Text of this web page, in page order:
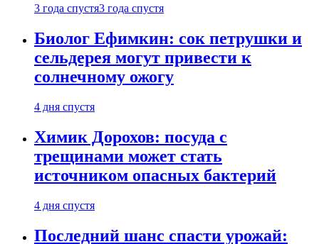
3 года спустя3 года спустя
Биолог Ефимкин: сок петрушки и
сельдерея могут привести к
солнечному ожогу
4 дня спустя
Химик Дорохов: посуда с
трещинами может стать
источником опасных бактерий
4 дня спустя
Последний шанс спасти урожай: